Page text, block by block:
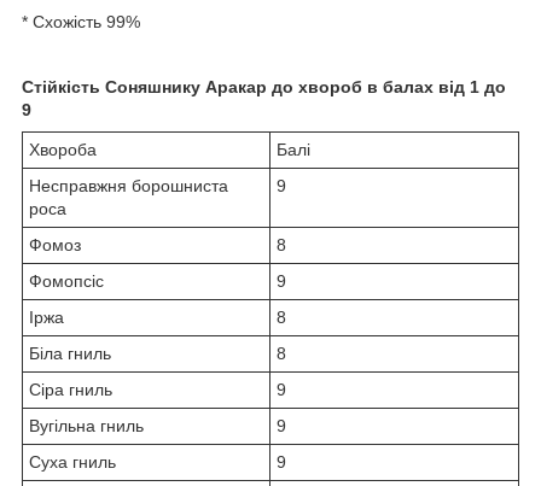
* Схожість 99%
Стійкість Соняшнику Аракар до хвороб в балах від 1 до
9
Хвороба
Балі
Несправжня борошниста
роса
9
Фомоз
8
Фомопсіс
9
Іржа
8
Біла гниль
8
Сіра гниль
9
Вугільна гниль
9
Суха гниль
9